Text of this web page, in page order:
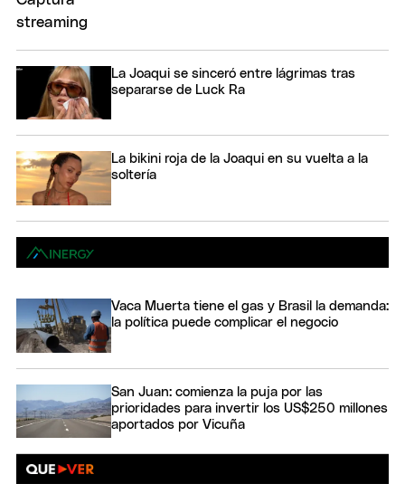
La Joaqui se sinceró entre lágrimas tras
separarse de Luck Ra
La bikini roja de la Joaqui en su vuelta a la
soltería
Vaca Muerta tiene el gas y Brasil la demanda:
la política puede complicar el negocio
San Juan: comienza la puja por las
prioridades para invertir los US$250 millones
aportados por Vicuña